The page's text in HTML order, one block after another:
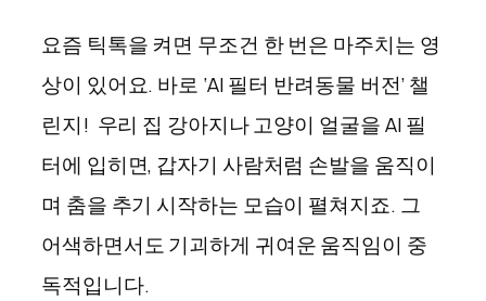
요즘 틱톡을 켜면 무조건 한 번은 마주치는 영
상이 있어요. 바로 ‘AI 필터 반려동물 버전’ 챌
린지! 우리 집 강아지나 고양이 얼굴을 AI 필
터에 입히면, 갑자기 사람처럼 손발을 움직이
며 춤을 추기 시작하는 모습이 펼쳐지죠. 그
어색하면서도 기괴하게 귀여운 움직임이 중
독적입니다.